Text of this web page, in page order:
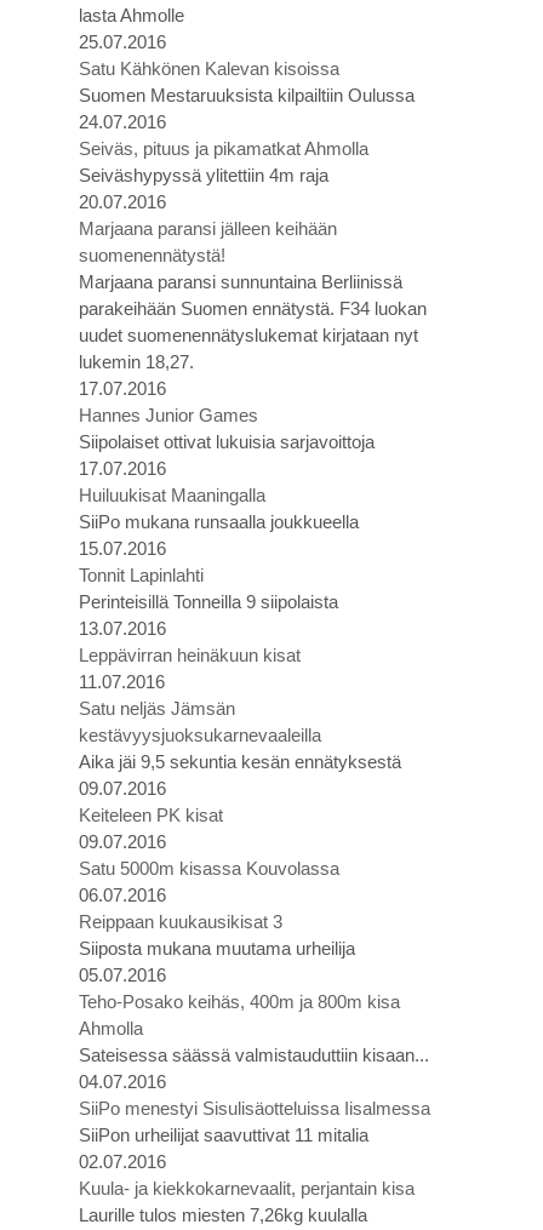
lasta Ahmolle
25.07.2016
Satu Kähkönen Kalevan kisoissa
Suomen Mestaruuksista kilpailtiin Oulussa
24.07.2016
Seiväs, pituus ja pikamatkat Ahmolla
Seiväshypyssä ylitettiin 4m raja
20.07.2016
Marjaana paransi jälleen keihään
suomenennätystä!
Marjaana paransi sunnuntaina Berliinissä
parakeihään Suomen ennätystä. F34 luokan
uudet suomenennätyslukemat kirjataan nyt
lukemin 18,27.
17.07.2016
Hannes Junior Games
Siipolaiset ottivat lukuisia sarjavoittoja
17.07.2016
Huiluukisat Maaningalla
SiiPo mukana runsaalla joukkueella
15.07.2016
Tonnit Lapinlahti
Perinteisillä Tonneilla 9 siipolaista
13.07.2016
Leppävirran heinäkuun kisat
11.07.2016
Satu neljäs Jämsän
kestävyysjuoksukarnevaaleilla
Aika jäi 9,5 sekuntia kesän ennätyksestä
09.07.2016
Keiteleen PK kisat
09.07.2016
Satu 5000m kisassa Kouvolassa
06.07.2016
Reippaan kuukausikisat 3
Siiposta mukana muutama urheilija
05.07.2016
Teho-Posako keihäs, 400m ja 800m kisa
Ahmolla
Sateisessa säässä valmistauduttiin kisaan...
04.07.2016
SiiPo menestyi Sisulisäotteluissa Iisalmessa
SiiPon urheilijat saavuttivat 11 mitalia
02.07.2016
Kuula- ja kiekkokarnevaalit, perjantain kisa
Laurille tulos miesten 7,26kg kuulalla